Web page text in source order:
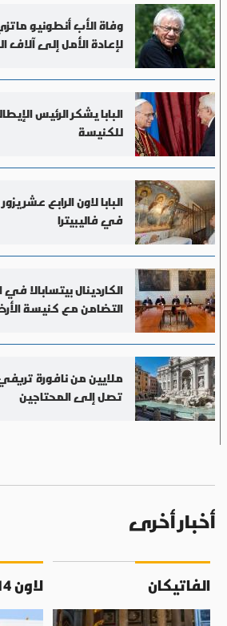
وفاة الأب أنطونيو
لإعادة الأمل إلى آلاف
البابا يشكر الرئيس
للكنيسة
البابا لاون الرابع عشر
في فاليبيترا
الكاردينال بيتسابالا في
التضامن مع كنيسة
ملايين من نافورة
تصل إلى المحتاجين
أخبار أخرى
الفاتيكان لاون 14